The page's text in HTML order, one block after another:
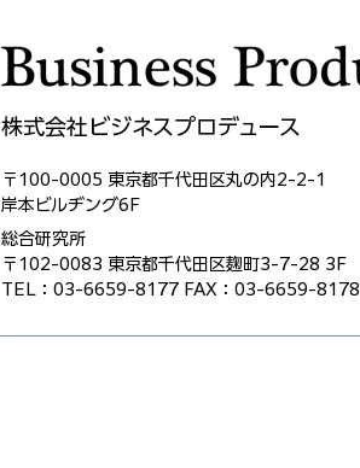
影響力」
株式会社ビジネスプロデュース
〒100-0005 東京都千代田区丸の内2-2-1
岸本ビルヂング6F
総合研究所
〒102-0083 東京都千代田区麹町3-7-28 3F
TEL：03-6659-8177 FAX：03-6659-8178